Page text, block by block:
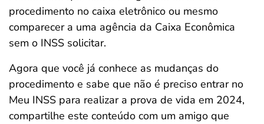
procedimento no caixa eletrônico ou mesmo
comparecer a uma agência da Caixa Econômica
sem o INSS solicitar.
Agora que você já conhece as mudanças do
procedimento e sabe que não é preciso entrar no
Meu INSS para realizar a prova de vida em 2024,
compartilhe este conteúdo com um amigo que